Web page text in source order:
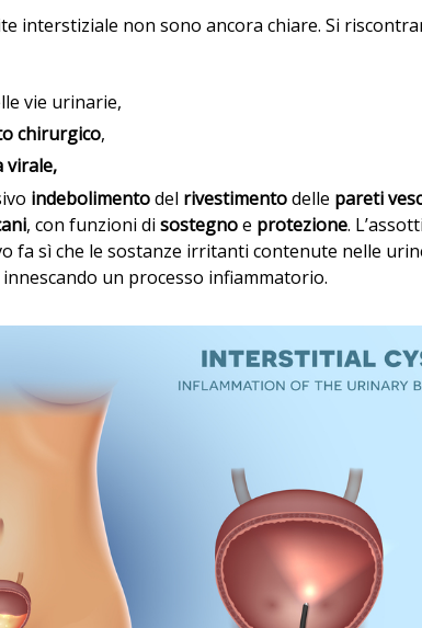
interstiziale non sono ancora chiare. Si
vie urinarie,
chirurgico,
virale,
indebolimentodel rivestimentodelle pareti
, con funzioni di sostegnoe protezione.
fa sì che le sostanze irritanti contenute nelle
un processo infiammatorio.